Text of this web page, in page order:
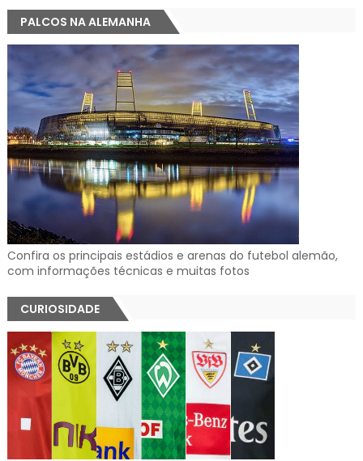
PALCOS NA ALEMANHA
Confira os principais estádios e arenas do futebol alemão,
com informações técnicas e muitas fotos
CURIOSIDADE